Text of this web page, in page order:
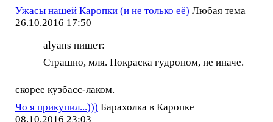
Ужасы нашей Каропки (и не только её) Любая тема
26.10.2016 17:50
alyans пишет:
Страшно, мля. Покраска гудроном, не иначе.
скорее кузбасс-лаком.
Чо я прикупил...))) Барахолка в Каропке
08.10.2016 23:03